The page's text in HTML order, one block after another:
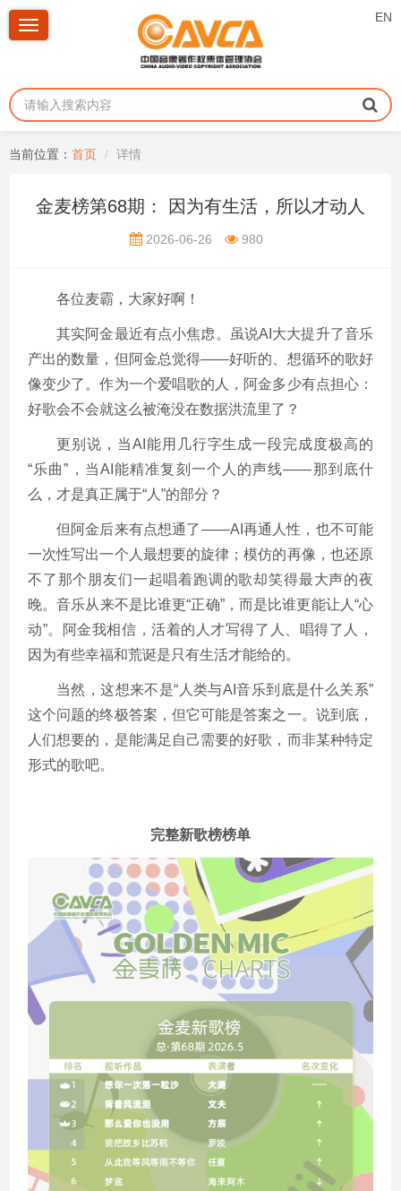
EN
Toggle
当前位置： 首页 详情
金麦榜第68期： 因为有生活，所以才动人
2026-06-26 980
各位麦霸，大家好啊！
其实阿金最近有点小焦虑。虽说AI大大提升了音乐
产出的数量，但阿金总觉得——好听的、想循环的歌好
像变少了。作为一个爱唱歌的人，阿金多少有点担心：
好歌会不会就这么被淹没在数据洪流里了？
更别说，当AI能用几行字生成一段完成度极高的
“乐曲”，当AI能精准复刻一个人的声线——那到底什
么，才是真正属于“人”的部分？
但阿金后来有点想通了——AI再通人性，也不可能
一次性写出一个人最想要的旋律；模仿的再像，也还原
不了那个朋友们一起唱着跑调的歌却笑得最大声的夜
晚。音乐从来不是比谁更“正确”，而是比谁更能让人“心
动”。阿金我相信，活着的人才写得了人、唱得了人，
因为有些幸福和荒诞是只有生活才能给的。
当然，这想来不是“人类与AI音乐到底是什么关系”
这个问题的终极答案，但它可能是答案之一。说到底，
人们想要的，是能满足自己需要的好歌，而非某种特定
形式的歌吧。
完整新歌榜榜单